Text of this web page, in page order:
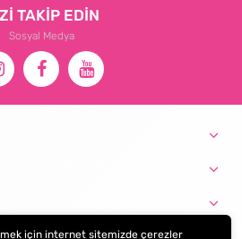
TAKİP EDİN
Sosyal Medya
için internet sitemizde çerezler